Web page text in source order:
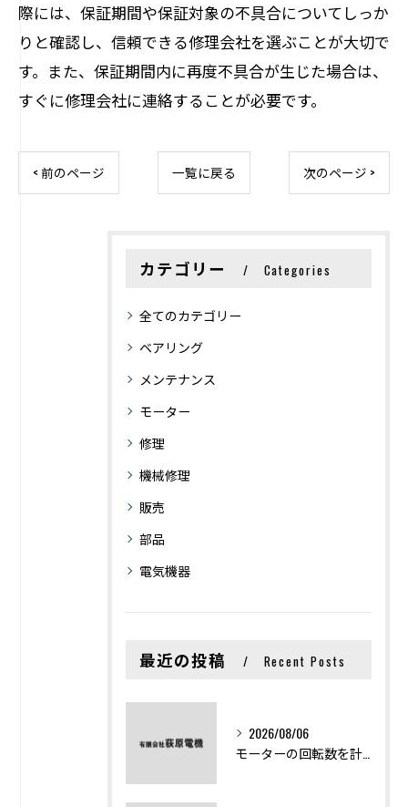
際には、保証期間や保証対象の不具合についてしっか
りと確認し、信頼できる修理会社を選ぶことが大切で
す。また、保証期間内に再度不具合が生じた場合は、
すぐに修理会社に連絡することが必要です。
< 前のページ 一覧に戻る 次のページ >
カテゴリー Categories
全てのカテゴリー
ベアリング
メンテナンス
モーター
修理
機械修理
販売
部品
電気機器
最近の投稿 Recent Posts
2026/08/06